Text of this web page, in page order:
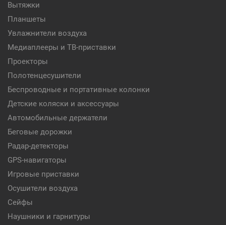
Вытяжки
Планшеты
Увлажнители воздуха
Медиаплееры и ТВ-приставки
Проекторы
Полотенцесушители
Беспроводные и портативные колонки
Детские коляски и аксессуары
Автомобильные держатели
Беговые дорожки
Радар-детекторы
GPS-навигаторы
Игровые приставки
Осушители воздуха
Сейфы
Наушники и гарнитуры